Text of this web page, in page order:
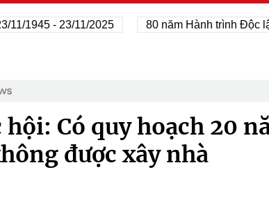
- 23/11/2025 80 năm Hành trình Độc lập -
hội: Có quy hoạch 20
được xây nhà